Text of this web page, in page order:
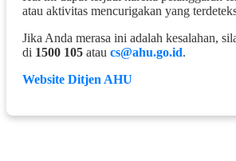
atau aktivitas mencurigakan yang
Jika Anda merasa ini adalah kesalahan,
di 1500 105 atau cs@ahu.go.id.
Website Ditjen AHU